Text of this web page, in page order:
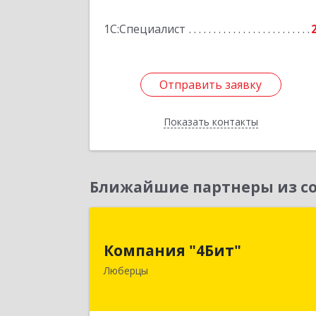
1С:Специалист
Отправить заявку
Показать контакты
Отправить заявку
Назад
Ближайшие партнеры из
Компания "4Бит"
Люберцы
р-н, Люберцы г, Октябрьский пр-кт,